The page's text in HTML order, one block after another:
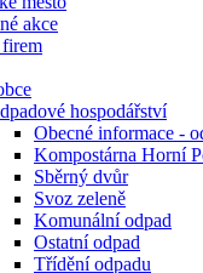
akce
hospodářství
Obecné informace -
Kompostárna Horní
Sběrný dvůr
Svoz zeleně
Komunální odpad
Ostatní odpad
Třídění odpadu